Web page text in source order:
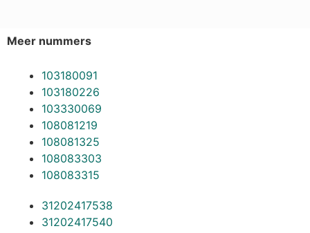
Meer nummers
103180091
103180226
103330069
108081219
108081325
108083303
108083315
31202417538
31202417540